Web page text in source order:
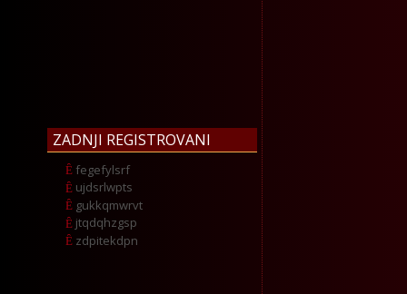
ZADNJI REGISTROVANI
fegefylsrf
ujdsrlwpts
gukkqmwrvt
jtqdqhzgsp
zdpitekdpn